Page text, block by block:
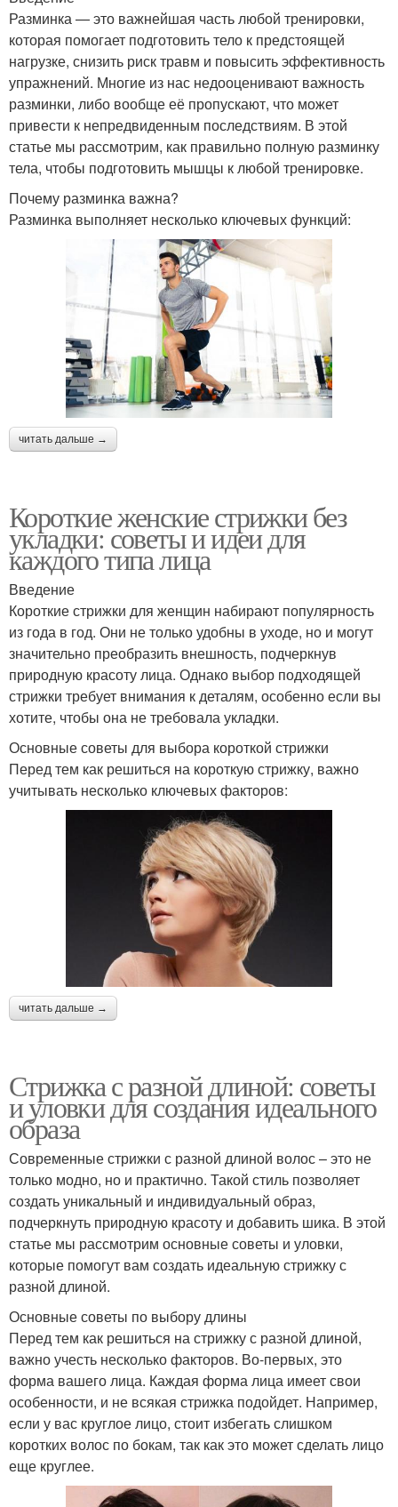
Разминка — это важнейшая часть любой тренировки,
которая помогает подготовить тело к предстоящей
нагрузке, снизить риск травм и повысить эффективность
упражнений. Многие из нас недооценивают важность
разминки, либо вообще её пропускают, что может
привести к непредвиденным последствиям. В этой
статье мы рассмотрим, как правильно полную разминку
тела, чтобы подготовить мышцы к любой тренировке.
Почему разминка важна?
Разминка выполняет несколько ключевых функций:
читать дальше →
Короткие женские стрижки без
укладки: советы и идеи для
каждого типа лица
Введение
Короткие стрижки для женщин набирают популярность
из года в год. Они не только удобны в уходе, но и могут
значительно преобразить внешность, подчеркнув
природную красоту лица. Однако выбор подходящей
стрижки требует внимания к деталям, особенно если вы
хотите, чтобы она не требовала укладки.
Основные советы для выбора короткой стрижки
Перед тем как решиться на короткую стрижку, важно
учитывать несколько ключевых факторов:
читать дальше →
Стрижка с разной длиной: советы
и уловки для создания идеального
образа
Современные стрижки с разной длиной волос – это не
только модно, но и практично. Такой стиль позволяет
создать уникальный и индивидуальный образ,
подчеркнуть природную красоту и добавить шика. В этой
статье мы рассмотрим основные советы и уловки,
которые помогут вам создать идеальную стрижку с
разной длиной.
Основные советы по выбору длины
Перед тем как решиться на стрижку с разной длиной,
важно учесть несколько факторов. Во-первых, это
форма вашего лица. Каждая форма лица имеет свои
особенности, и не всякая стрижка подойдет. Например,
если у вас круглое лицо, стоит избегать слишком
коротких волос по бокам, так как это может сделать лицо
еще круглее.